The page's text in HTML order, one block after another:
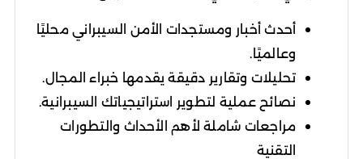
أحدث أخبار ومستجدات الأمن السيبراني محليًا
وعالميًا.
تحليلات وتقارير دقيقة يقدمها خبراء المجال.
نصائح عملية لتطوير استراتيجياتك السيبرانية.
مراجعات شاملة لأهم الأحداث والتطورات
التقنية